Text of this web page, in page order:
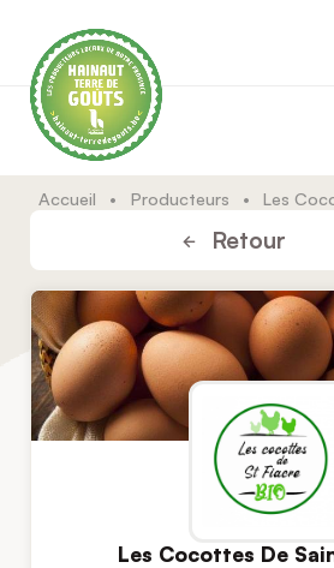
Accueil • Producteurs • Les
Retour
Les Cocottes De